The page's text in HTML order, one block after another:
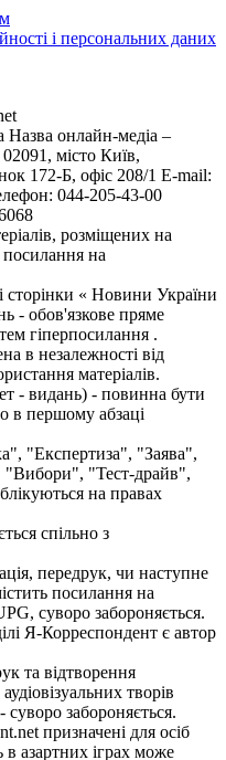
і персональних даних
Назва онлайн-медіа –
місто Київ,
172-Б, офіс 208/1 E-mail:
044-205-43-00
розміщених на
посилання на
сторінки « Новини України
- обов'язкове пряме
гіперпосилання .
в незалежності від
матеріалів.
- видань) - повинна бути
в першому абзаці
"Експертиза", "Заява",
"Вибори", "Тест-драйв",
на правах
спільно з
передрук, чи наступне
посилання на
суворо забороняється.
Я-Корреспондент є автор
та відтворення
творів
забороняється.
призначені для осіб
азартних іграх може